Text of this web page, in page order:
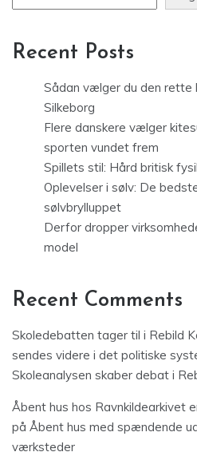
Recent Posts
Sådan vælger du den rette
Silkeborg
Flere danskere vælger
sporten vundet frem
Spillets stil: Hård britisk
Oplevelser i sølv: De
sølvbrylluppet
Derfor dropper
model
Recent Comments
Skoledebatten tager til i Rebild
sendes videre i det politiske
Skoleanalysen skaber debat i
Åbent hus hos Ravnkildearkivet
på Åbent hus med spændende
værksteder